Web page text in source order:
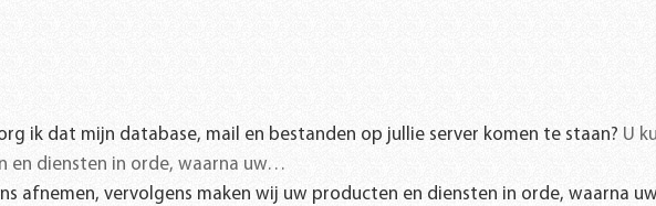
ik dat mijn database, mail en bestanden op jullie server komen te staan? U
en diensten in orde, waarna uw…
afnemen, vervolgens maken wij uw producten en diensten in orde, waarna